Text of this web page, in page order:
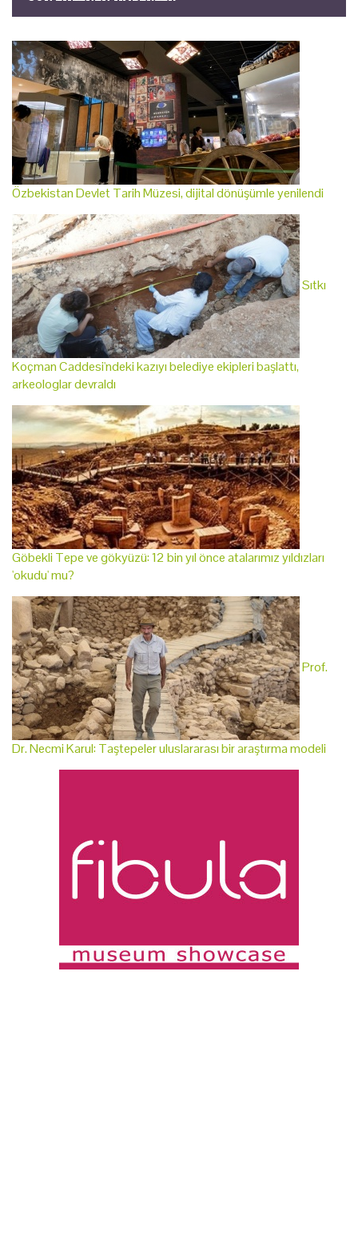
Özbekistan Devlet Tarih Müzesi, dijital dönüşümle yenilendi
Sıtkı
Koçman Caddesi'ndeki kazıyı belediye ekipleri başlattı,
arkeologlar devraldı
Göbekli Tepe ve gökyüzü: 12 bin yıl önce atalarımız yıldızları
'okudu' mu?
Prof.
Dr. Necmi Karul: Taştepeler uluslararası bir araştırma modeli